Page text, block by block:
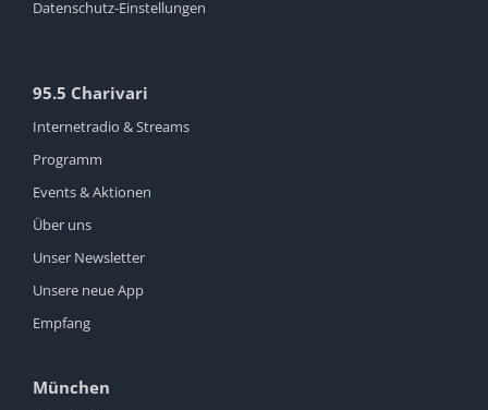
Datenschutz-Einstellungen
95.5 Charivari
Internetradio & Streams
Programm
Events & Aktionen
Über uns
Unser Newsletter
Unsere neue App
Empfang
München